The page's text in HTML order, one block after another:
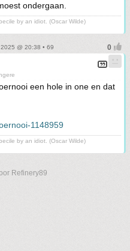
ondergaan.
by an idiot. (Oscar Wilde)
@ 20:38 • 69
een hole in one en dat
1148959
by an idiot. (Oscar Wilde)
Refinery89